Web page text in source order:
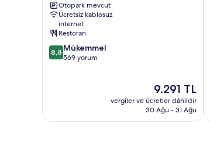
Barcelona
Sant
Martí
Otopark mevcut
Ücretsiz kablosuz
internet
Restoran
10
üzerinden
8,8 Mükemmel
569 yorum
Güncel
fiyat:
9.291 TL
9.291 TL
vergiler ve ücretler dâhildir
30 Ağu - 31 Ağu